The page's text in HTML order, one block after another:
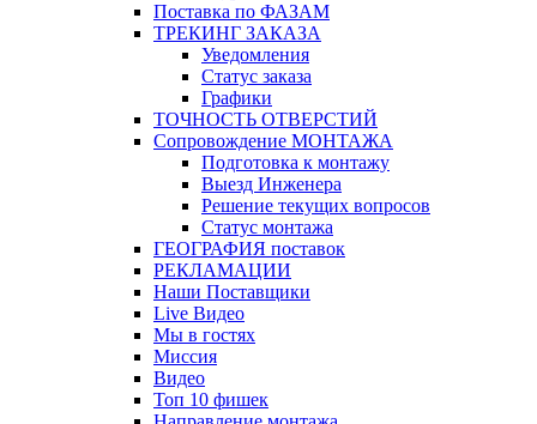
Поставка по ФАЗАМ
ТРЕКИНГ ЗАКАЗА
Уведомления
Статус заказа
Графики
ТОЧНОСТЬ ОТВЕРСТИЙ
Сопровождение МОНТАЖА
Подготовка к монтажу
Выезд Инженера
Решение текущих вопросов
Статус монтажа
ГЕОГРАФИЯ поставок
РЕКЛАМАЦИИ
Наши Поставщики
Live Видео
Мы в гостях
Миссия
Видео
Топ 10 фишек